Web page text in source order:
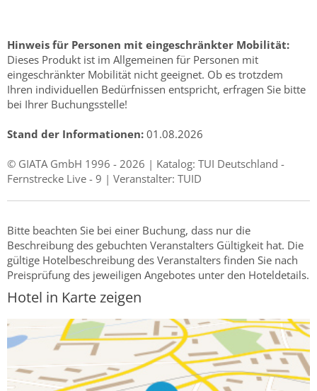
Hinweis für Personen mit eingeschränkter Mobilität:
Dieses Produkt ist im Allgemeinen für Personen mit
eingeschränkter Mobilität nicht geeignet. Ob es trotzdem
Ihren individuellen Bedürfnissen entspricht, erfragen Sie bitte
bei Ihrer Buchungsstelle!
Stand der Informationen: 01.08.2026
© GIATA GmbH 1996 - 2026 | Katalog: TUI Deutschland -
Fernstrecke Live - 9 | Veranstalter: TUID
Bitte beachten Sie bei einer Buchung, dass nur die
Beschreibung des gebuchten Veranstalters Gültigkeit hat. Die
gültige Hotelbeschreibung des Veranstalters finden Sie nach
Preisprüfung des jeweiligen Angebotes unter den Hoteldetails.
Hotel in Karte zeigen